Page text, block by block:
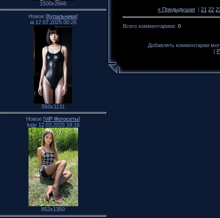
1500x2666
Новое [Купальники]
ai 17.07.2025 00:26
550x1131
Новое [ViP Фотосеты]
lugy 12.03.2025 18:16
852x1350
« Предыдущая | 21 22
Всего комментариев: 0
Добавлять комментарии
[